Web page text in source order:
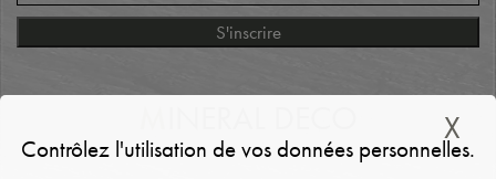
Contrôlez l'utilisation de vos données personnelles.
X